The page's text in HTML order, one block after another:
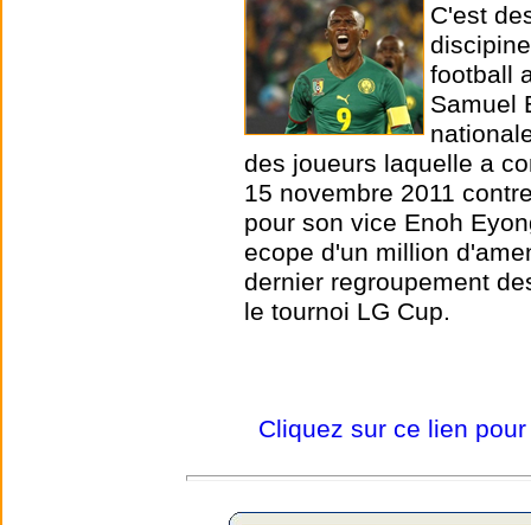
C'est
football
Samuel
des joueurs laquelle a
15 novembre 2011
pour son vice Enoh
ecope d'un million
dernier regroupement
le tournoi LG Cup.
Cliquez sur ce lien